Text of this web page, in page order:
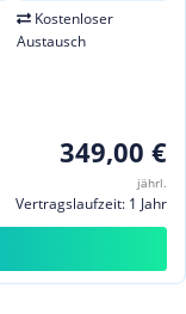
Kostenloser
Austausch
349,00 €
jährl.
Vertragslaufzeit: 1 Jahr